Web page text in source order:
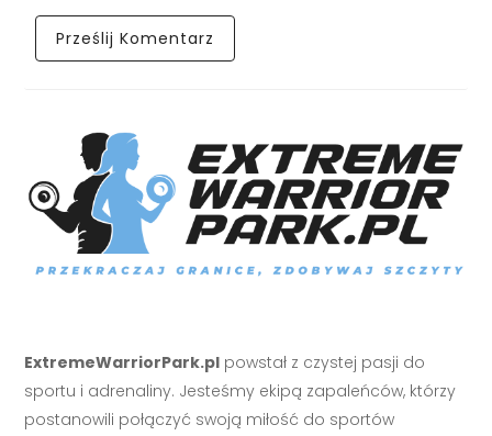
ExtremeWarriorPark.pl powstał z czystej pasji do
sportu i adrenaliny. Jesteśmy ekipą zapaleńców, którzy
postanowili połączyć swoją miłość do sportów